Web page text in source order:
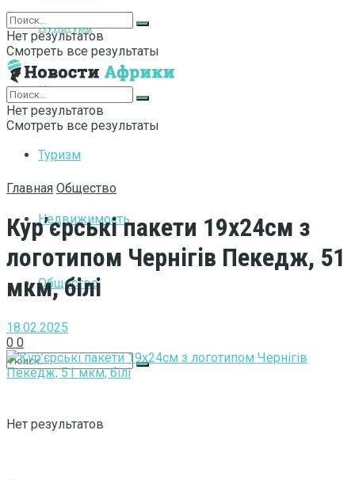
Культура
Интернет
Туризм
Недвижимость
Общество
Нет результатов
Нет результатов
Смотреть все результаты
Нет результатов
Смотреть все результаты
Главная Общество
Кур’єрські пакети 19х24см з
логотипом Чернігів Пекедж, 51
мкм, білі
18.02.2025
0 0